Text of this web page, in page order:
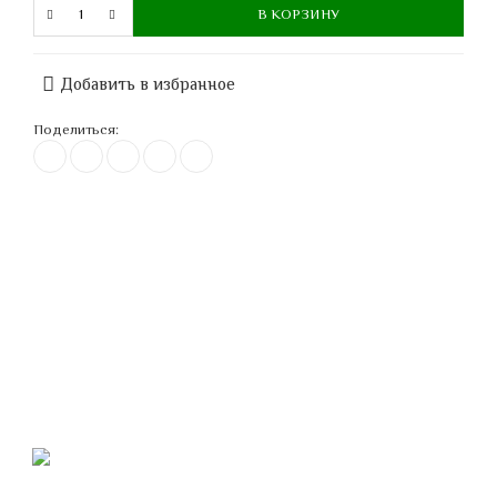
В КОРЗИНУ
Добавить в избранное
Поделиться: